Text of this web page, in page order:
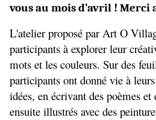
vous au mois d’avril ! Merci
L'atelier proposé par Art O
participants à explorer leur
mots et les couleurs. Sur des
participants ont donné vie à
idées, en écrivant des poèmes
ensuite illustrés avec des